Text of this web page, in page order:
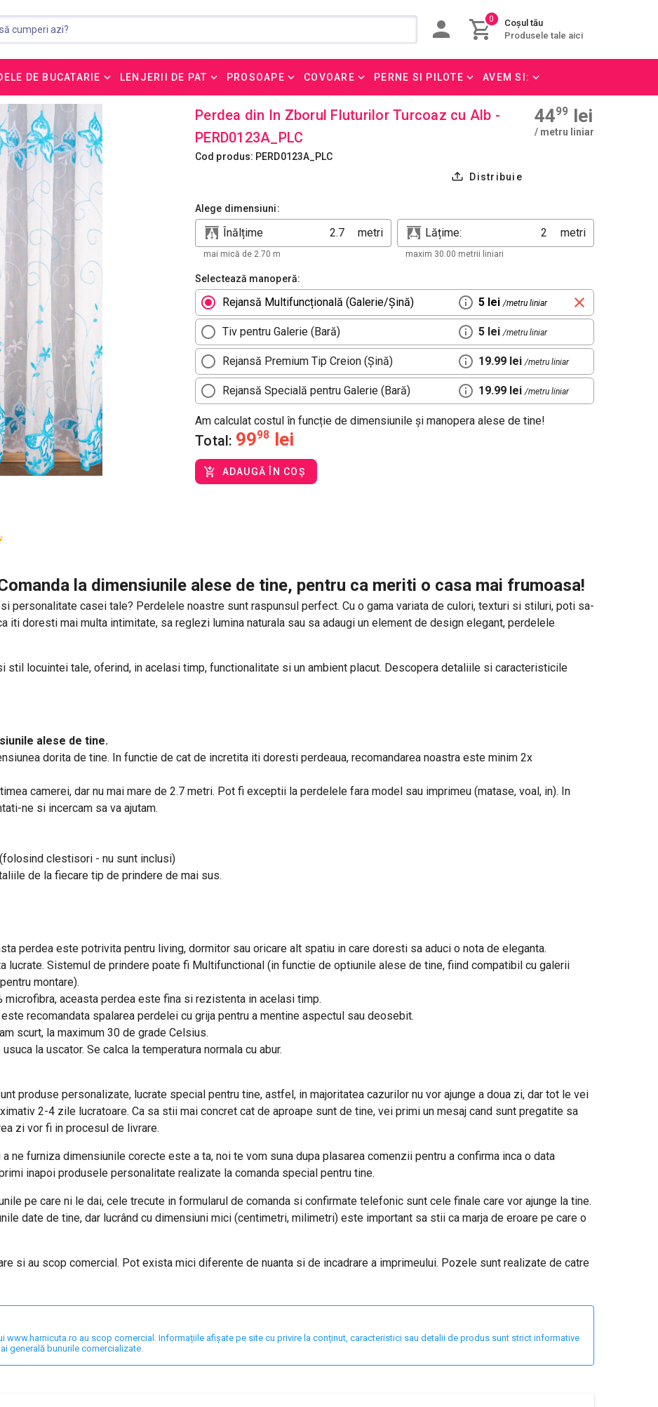
0
Coșul tău
Produsele tale aici
DE BUCATARIE LENJERII DE PAT PROSOAPE COVOARE PERNE SI PILOTE AVEM SI:
Perdea din In Zborul Fluturilor Turcoaz cu Alb -
PERD0123A_PLC
Cod produs: PERD0123A_PLC
Distribuie
4499 lei
/ metru liniar
Alege dimensiuni:
Înălțime metri
mai mică de 2.70 m
Lățime: metri
maxim 30.00 metrii liniari
Selectează manoperă:
Rejansă Multifuncțională (Galerie/Șină) 5 lei /metru liniar
Tiv pentru Galerie (Bară) 5 lei /metru liniar
Rejansă Premium Tip Creion (Șină) 19.99 lei /metru liniar
Rejansă Specială pentru Galerie (Bară) 19.99 lei /metru liniar
Am calculat costul în funcție de dimensiunile și manopera alese de tine!
Total: 9998 lei
ADAUGĂ ÎN COȘ
la dimensiunile alese de tine, pentru ca meriti o casa mai frumoasa!
personalitate casei tale? Perdelele noastre sunt raspunsul perfect. Cu o gama variata de culori, texturi si stiluri, poti sa-
iti doresti mai multa intimitate, sa reglezi lumina naturala sau sa adaugi un element de design elegant, perdelele
stil locuintei tale, oferind, in acelasi timp, functionalitate si un ambient placut. Descopera detaliile si caracteristicile
alese de tine.
dorita de tine. In functie de cat de incretita iti doresti perdeaua, recomandarea noastra este minim 2x
camerei, dar nu mai mare de 2.7 metri. Pot fi exceptii la perdelele fara model sau imprimeu (matase, voal, in). In
ne si incercam sa va ajutam.
(folosind clestisori - nu sunt inclusi)
de la fiecare tip de prindere de mai sus.
perdea este potrivita pentru living, dormitor sau oricare alt spatiu in care doresti sa aduci o nota de eleganta.
lucrate. Sistemul de prindere poate fi Multifunctional (in functie de optiunile alese de tine, fiind compatibil cu galerii
montare).
microfibra, aceasta perdea este fina si rezistenta in acelasi timp.
recomandata spalarea perdelei cu grija pentru a mentine aspectul sau deosebit.
scurt, la maximum 30 de grade Celsius.
la uscator. Se calca la temperatura normala cu abur.
produse personalizate, lucrate special pentru tine, astfel, in majoritatea cazurilor nu vor ajunge a doua zi, dar tot le vei
2-4 zile lucratoare. Ca sa stii mai concret cat de aproape sunt de tine, vei primi un mesaj cand sunt pregatite sa
zi vor fi in procesul de livrare.
ne furniza dimensiunile corecte este a ta, noi te vom suna dupa plasarea comenzii pentru a confirma inca o data
inapoi produsele personalitate realizate la comanda special pentru tine.
pe care ni le dai, cele trecute in formularul de comanda si confirmate telefonic sunt cele finale care vor ajunge la tine.
date de tine, dar lucrând cu dimensiuni mici (centimetri, milimetri) este important sa stii ca marja de eroare pe care o
si au scop comercial. Pot exista mici diferente de nuanta si de incadrare a imprimeului. Pozele sunt realizate de catre
www.harnicuta.ro au scop comercial. Informațiile afișate pe site cu privire la conținut, caracteristici sau detalii de produs sunt strict informative
generală bunurile comercializate.